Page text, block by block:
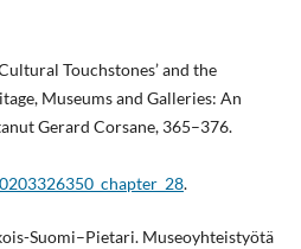
Touchstones’ and the
Museums and Galleries: An
Gerard Corsane, 365–376.
.
Suomi–Pietari. Museoyhteistyötä